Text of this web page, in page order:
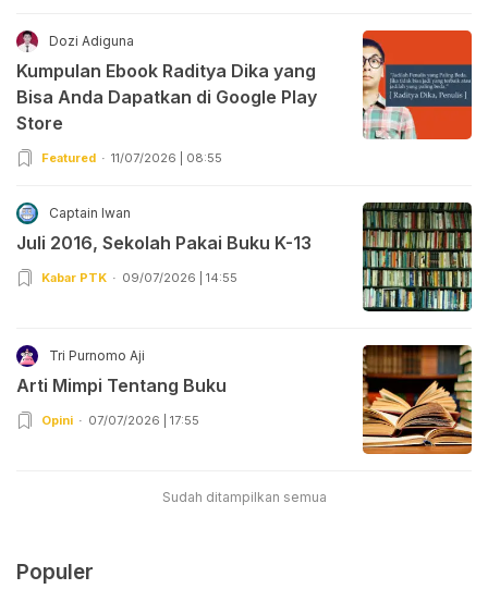
Dozi Adiguna
Kumpulan Ebook Raditya Dika yang
Bisa Anda Dapatkan di Google Play
Store
Featured 11/07/2026 | 08:55
Captain Iwan
Juli 2016, Sekolah Pakai Buku K-13
Kabar PTK 09/07/2026 | 14:55
Tri Purnomo Aji
Arti Mimpi Tentang Buku
Opini 07/07/2026 | 17:55
Sudah ditampilkan semua
Populer